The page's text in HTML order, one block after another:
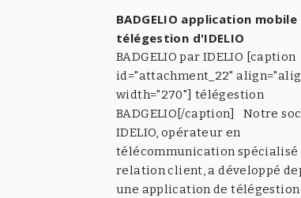
BADGELIO application mobile
télégestion d'IDELIO
BADGELIO par IDELIO [caption
id="attachment_22"
width="270"] télégestion
BADGELIO[/caption] Notre
IDELIO, opérateur en
télécommunication spécialisé
relation client, a développé
une application de télégestion